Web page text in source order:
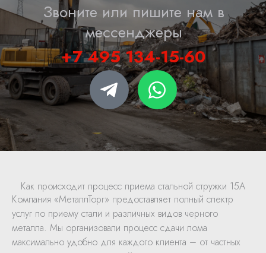
Звоните или пишите нам в
мессенджеры
+7 495 134-15-60
T
e
l
e
g
r
a
m
-
W
h
a
t
s
a
p
p
Как происходит процесс приема стальной стружки 15А
Компания «МеталлТорг» предоставляет полный спектр
услуг по приему стали и различных видов черного
металла. Мы организовали процесс сдачи лома
максимально удобно для каждого клиента – от частных